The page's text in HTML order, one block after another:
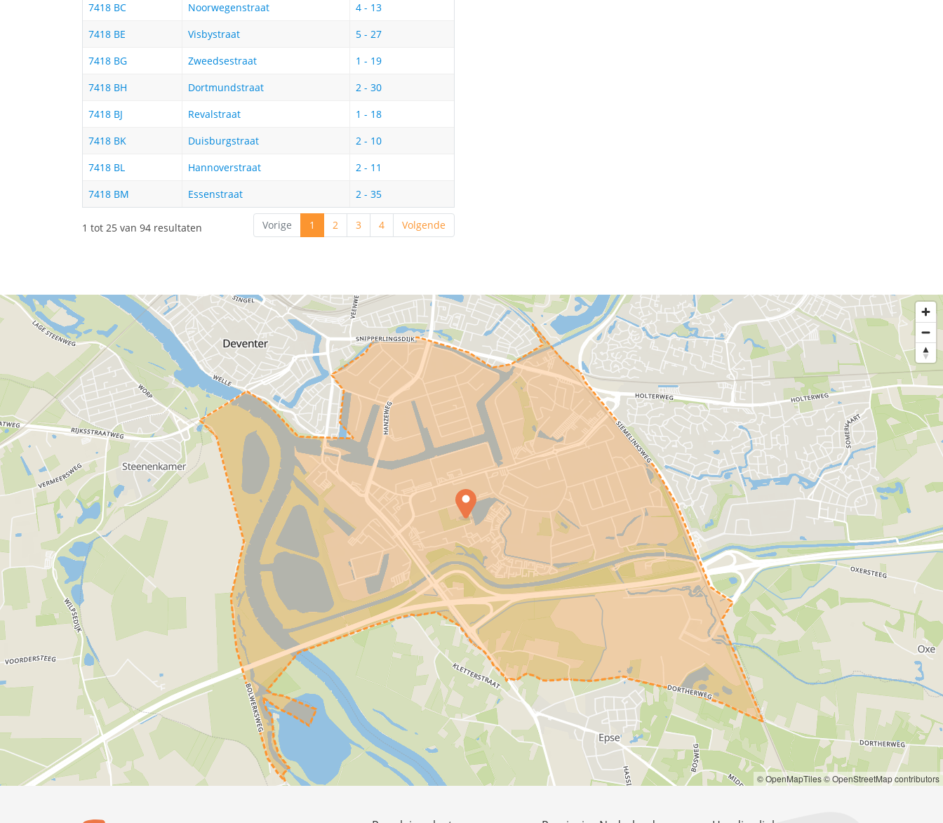
7418 BC
Noorwegenstraat
4 - 13
7418 BE
Visbystraat
5 - 27
7418 BG
Zweedsestraat
1 - 19
7418 BH
Dortmundstraat
2 - 30
7418 BJ
Revalstraat
1 - 18
7418 BK
Duisburgstraat
2 - 10
7418 BL
Hannoverstraat
2 - 11
7418 BM
Essenstraat 2 - 35
1 tot 25 van 94 resultaten Vorige 1 2 3 4 Volgende
© OpenMapTiles© OpenStreetMap contributors